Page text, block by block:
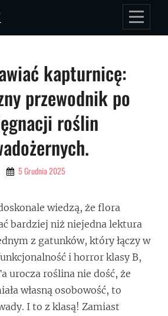
kapturnicę:
przewodnik po
roślin
By 5 Grudnia 2025
wiedzą, że flora
bardziej niż niejedna lektura
z gatunków, który łączy w
i horror klasy B,
urocza roślina nie dość, że
własną osobowość, to
I to z klasą! Zamiast